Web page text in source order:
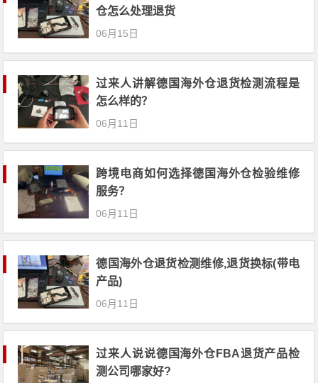
仓怎么处理退货
06月15日
过来人讲解德国海外仓退货检测流程是
怎么样的？
06月11日
跨境电商如何选择德国海外仓检验维修
服务？
06月11日
德国海外仓退货检测维修,退货换标(带电
产品)
06月11日
过来人说说德国海外仓FBA退货产品检
测公司哪家好?